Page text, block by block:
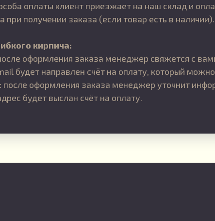
оплаты клиент приезжает на наш склад и
получении заказа (если товар есть в наличии).
кирпича:
оформления заказа менеджер свяжется с
будет направлен счёт на оплату, который
: после оформления заказа менеджер уточнит
будет выслан счёт на оплату.